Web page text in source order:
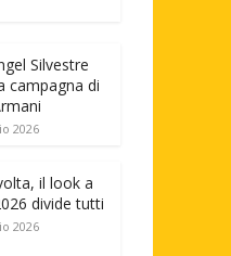
Silvestre
campagna di
2026
il look a
divide tutti
2026